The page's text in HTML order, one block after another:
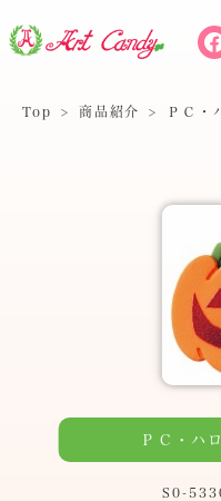
Top > 商品紹介 > ＰＣ・
ＰＣ・ハ
S0-